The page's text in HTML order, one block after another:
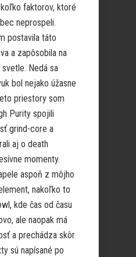
faktorov, ktoré
neprospeli.
postavila táto
a zapôsobila na
Nedá sa
bol nejako úžasne
priestory som
Purity spojili
grind-core a
aj o death
momenty.
aspoň z môjho
nakoľko to
kde čas od času
ale naopak má
a prechádza skôr
sú napísané po